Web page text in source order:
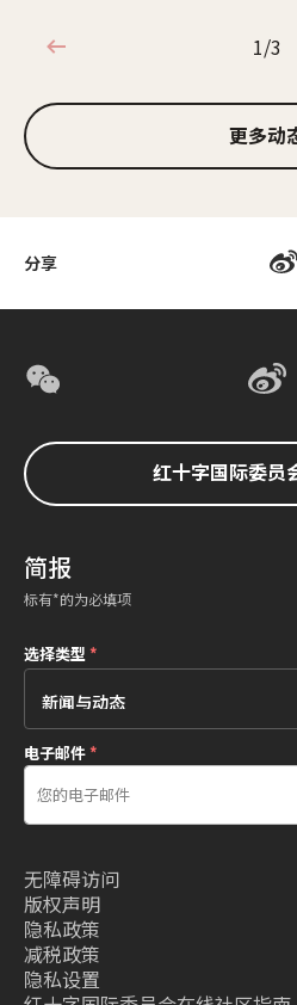
分享
1/3
1/3
更多动
红十字国际委员
简报
标有*的为必填项
选择类型 *
电子邮件*
无障碍访问
版权声明
隐私政策
减税政策
隐私设置